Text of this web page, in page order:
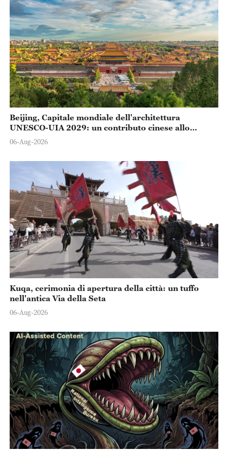
Beijing, Capitale mondiale dell'architettura
UNESCO-UIA 2029: un contributo cinese allo
sviluppo urbano sostenibile
06-Aug-2026
Kuqa, cerimonia di apertura della città: un tuffo
nell'antica Via della Seta
06-Aug-2026